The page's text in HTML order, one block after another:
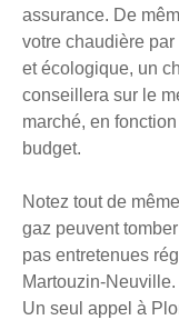
assurance. De
votre chaudière
et écologique, un
conseillera sur le
marché, en
budget.
Notez tout de
gaz peuvent
pas entretenues
Martouzin-Neuville.
Un seul appel à